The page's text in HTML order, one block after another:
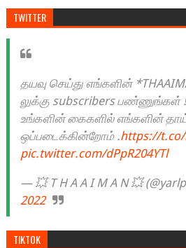
TWITTER
தயவு செய்து எங்களின்
லுக்கு subscribers பண்ணுங்கள்
உங்களின் கைகளில் எங்களின்
ஒப்படைக்கின்றோம் .https://t.co/
pic.twitter.com/dPpR204YTl
— 💥 T H A A I M A N 💥
2022
TIKTOK